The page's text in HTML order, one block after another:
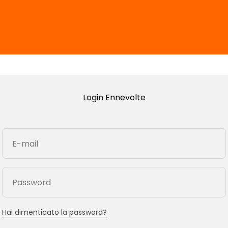
Login Ennevolte
E-mail
Password
Hai dimenticato la password?